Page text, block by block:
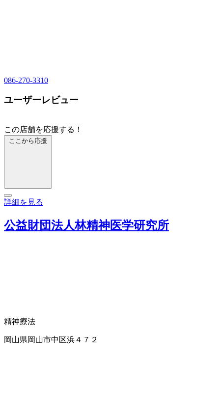
086-270-3310
ユーザーレビュー
この店舗を応援する！
ここから応援
詳細を見る
公益財団法人林精神医学研究所
精神療法
岡山県岡山市中区浜４７２